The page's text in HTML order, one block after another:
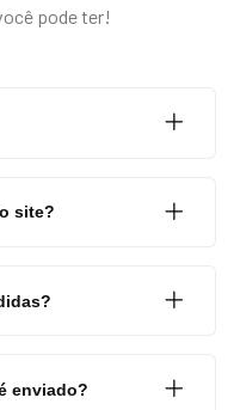
pode ter!
site?
enviado?